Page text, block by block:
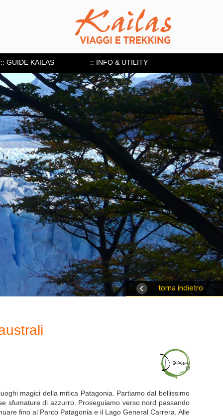
:: GUIDE KAILAS :: INFO & UTILITY
torna indietro
magici della mitica Patagonia. Partiamo dal bellissimo
sfumature di azzurro. Proseguiamo verso nord passando
fino al Parco Patagonia e il Lago General Carrera. Alle